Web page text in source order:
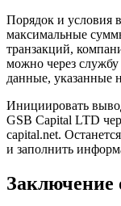
Порядок и условия
максимальные
транзакций,
можно через
данные, указанные
Инициировать
GSB Capital LTD
capital.net.
и заполнить
Заключение